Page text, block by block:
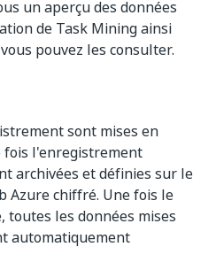
un aperçu des données
de Task Mining ainsi
pouvez les consulter.
sont mises en
fois l'enregistrement
archivées et définies sur le
Azure chiffré. Une fois le
les données mises
automatiquement